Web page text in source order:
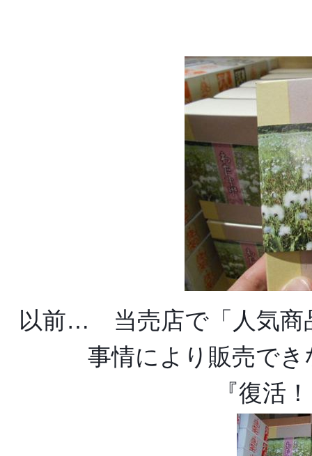
以前… 当売店で「人気商
事情により販売で
『復活